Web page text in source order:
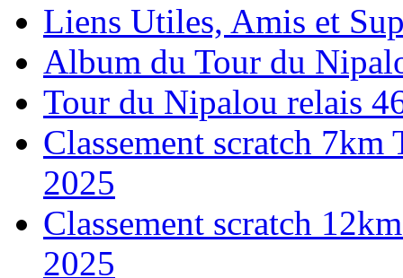
Liens Utiles, Amis et
Album du Tour du
Tour du Nipalou relais
Classement scratch
2025
Classement scratch
2025